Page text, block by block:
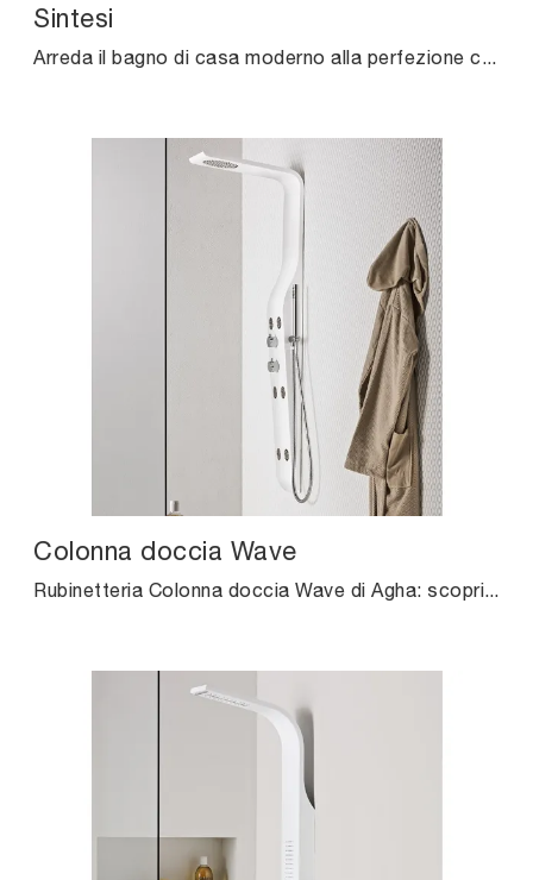
Sintesi
Arreda il bagno di casa moderno alla perfezione con Sintesi, box doccia e complementi in vetro di Agha.
Colonna doccia Wave
Rubinetteria Colonna doccia Wave di Agha: scopri l'Arredo Bagno in metallo design e arreda il bagno di casa.